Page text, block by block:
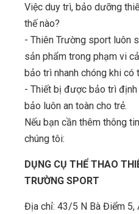
Việc duy trì, bảo dưỡng
thế nào?
- Thiên Trường sport luôn
sản phẩm trong phạm vi
bảo trì nhanh chóng khi có
- Thiết bị được bảo trì
bảo luôn an toàn cho trẻ.
Nếu bạn cần thêm thông
chúng tôi:
DỤNG CỤ THỂ THAO
TRƯỜNG SPORT
Địa chỉ: 43/5 N Bà Điểm 5,